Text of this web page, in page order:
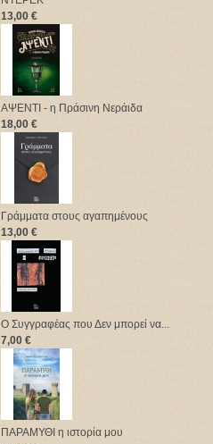
13,00 €
ΑΨΕΝΤΙ - η Πράσινη Νεράιδα
18,00 €
Γράμματα στους αγαπημένους
13,00 €
Ο Συγγραφέας που Δεν μπορεί να...
7,00 €
ΠΑΡΑΜΥΘΙ η ιστορία μου